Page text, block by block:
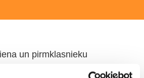
un pirmklasnieku